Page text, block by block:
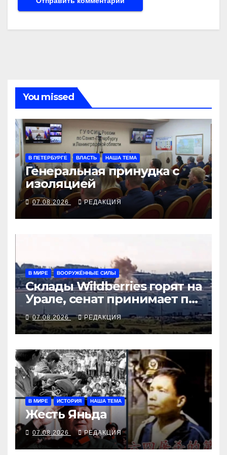
You missed
В ПЕТЕРБУРГЕ ВЛАСТЬ НАША ТЕМА
Генеральная принудка с
изоляцией
07.08.2026 РЕДАКЦИЯ
В МИРЕ ВООРУЖЁННЫЕ СИЛЫ
Склады Wildberries горят на
Урале, сенат принимает по
Грэму закон
07.08.2026 РЕДАКЦИЯ
В МИРЕ ИСТОРИЯ НАША ТЕМА
Жесть Яньда
07.08.2026 РЕДАКЦИЯ